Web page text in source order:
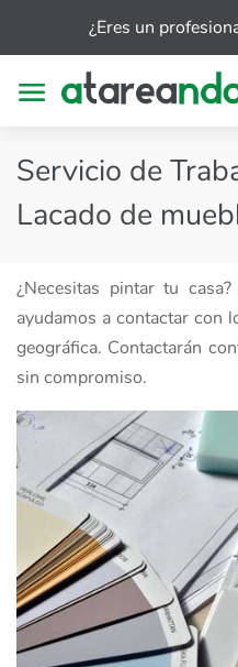
¿Eres un
Servicio de
Lacado de
¿Necesitas pintar tu
ayudamos a contactar con
geográfica. Contactarán
sin compromiso.